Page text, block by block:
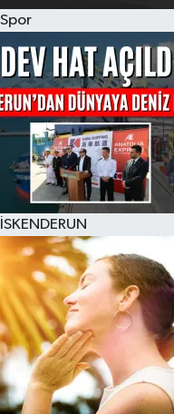
Spor
İSKENDERUN